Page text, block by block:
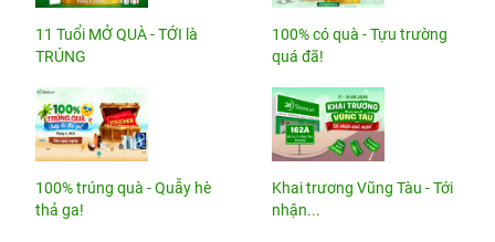
11 Tuổi MỞ QUÀ - TỚI là
TRÚNG
100% có quà - Tựu trường
quá đã!
100% trúng quà - Quẫy hè
thả ga!
Khai trương Vũng Tàu - Tới
nhận...